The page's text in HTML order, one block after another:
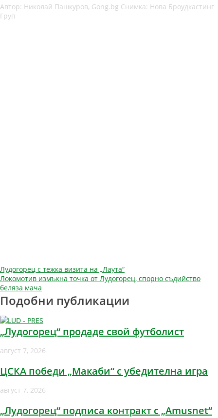
Автор: Николай Пашкуров, Gong.bg Снимка: Нова Броудкастинг
Груп
Навигация
Лудогорец с тежка визита на „Лаута“
Локомотив измъкна точка от Лудогорец, спорно съдийство
беляза мача
Подобни публикации
„Лудогорец“ продаде свой футболист
август 7, 2026
ЦСКА победи „Макаби“ с убедителна игра
август 7, 2026
„Лудогорец“ подписа контракт с „Amusnet“